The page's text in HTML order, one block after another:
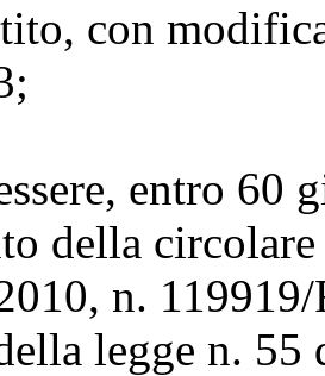
con
entro 60
della
n.
legge n. 55